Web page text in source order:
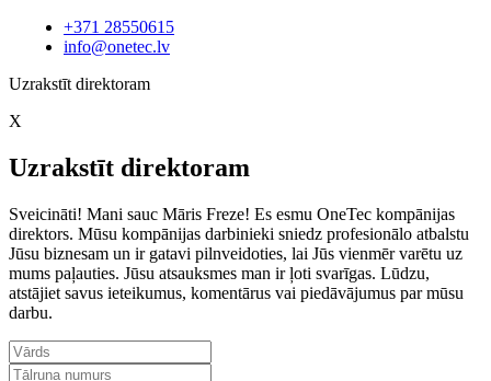
+371 28550615
info@onetec.lv
Uzrakstīt direktoram
X
Uzrakstīt direktoram
Sveicināti! Mani sauc Māris Freze! Es esmu OneTec kompānijas
direktors. Mūsu kompānijas darbinieki sniedz profesionālo atbalstu
Jūsu biznesam un ir gatavi pilnveidoties, lai Jūs vienmēr varētu uz
mums paļauties. Jūsu atsauksmes man ir ļoti svarīgas. Lūdzu,
atstājiet savus ieteikumus, komentārus vai piedāvājumus par mūsu
darbu.